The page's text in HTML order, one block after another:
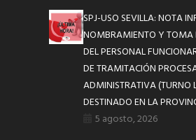
SPJ-USO SEVILLA: NOTA
NOMBRAMIENTO Y TOMA
DEL PERSONAL
DE TRAMITACIÓN
ADMINISTRATIVA (TURNO
DESTINADO EN LA
5 agosto, 2026